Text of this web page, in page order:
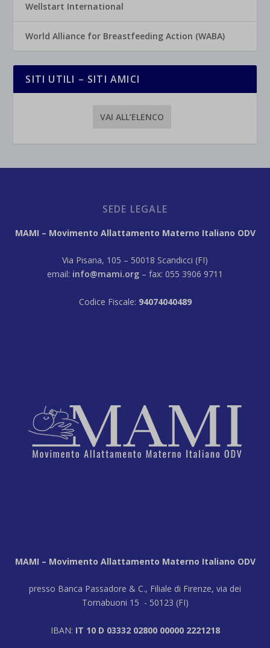
Wellstart International
World Alliance for Breastfeeding Action (WABA)
SITI UTILI – SITI AMICI
VAI ALL’ELENCO
SEDE LEGALE
MAMI – Movimento Allattamento Materno Italiano ODV
Via Pisana, 105 – 50018 Scandicci (FI)
email: info@mami.org – fax: 055 3906 9711
Codice Fiscale: 94074040489
MAMI – Movimento Allattamento Materno Italiano ODV
presso Banca Passadore & C., Filiale di Firenze, via dei
Tornabuoni 15 - 50123 (FI)
IBAN: IT 10 D 03332 02800 00000 2221218